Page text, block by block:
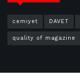
cemiyet DAVET
quality of magazine